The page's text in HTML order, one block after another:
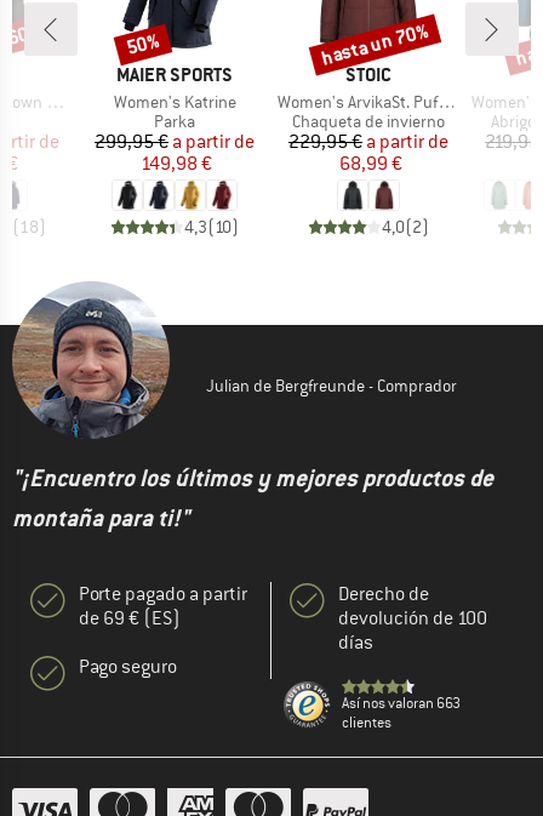
Parka
reducido
de
€
(18)
MARCA
MAIER SPORTS
Artículo
Women's Katrine
Product group
Parka
Precio
299,95 € Precio reducido
a partir de
149,98 €
4,3(10)
Descuento
50%
MARCA
STOIC
Artículo
Women's ArvikaSt. Puff Jacket
Product group
Chaqueta de invierno
Precio
229,95 € Precio reducido
a partir de
68,99 €
4,0(2)
Descuento
hasta un 70%
Artículo
Women's
Abrigo
Julian de Bergfreunde - Comprador
"¡Encuentro los últimos y mejores productos de
montaña para ti!"
Porte pagado a partir
de 69 € (ES)
Pago seguro
Derecho de
devolución de 100
días
Así nos valoran 663
clientes